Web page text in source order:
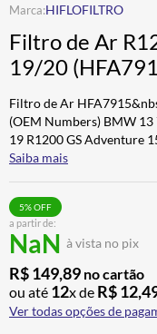
HIFLOFILTRO
Filtro de Ar
19/20
Filtro de Ar
(OEM Numbers) BMW
19 R1200 GS Adventure
Saiba mais
a partir de:
NaN à vista no pix
5% OFF
R$149,89 no cartão
ou até 12x de R$12,
Ver todas opções de
4º ÓCULOS SOLAR
5º LUVA
6 º BAU
7º ALPINESTAR
8º AIROH
9º CALÇA
10º